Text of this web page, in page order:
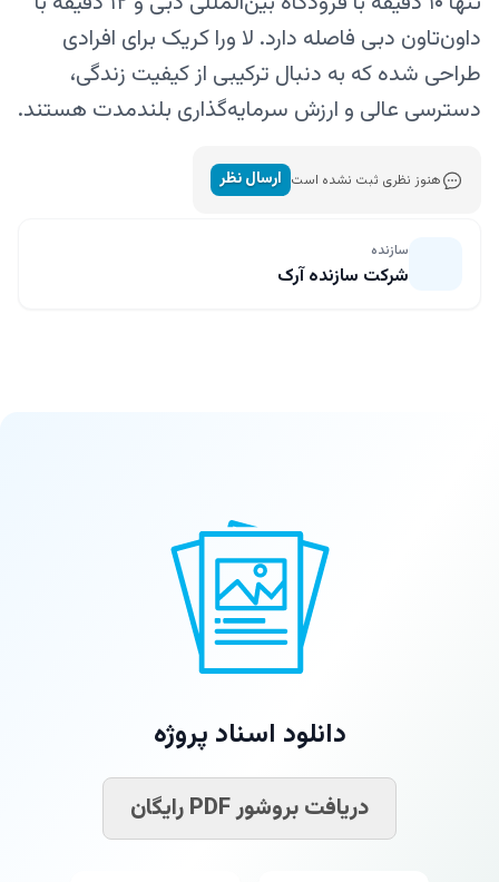
داون‌تاون دبی فاصله دارد. لا ورا کریک برای افرادی
طراحی شده که به دنبال ترکیبی از کیفیت زندگی،
دسترسی عالی و ارزش سرمایه‌گذاری بلندمدت هستند.
هنوز نظری ثبت نشده است ارسال نظر
سازنده
شرکت سازنده آرک
دانلود اسناد پروژه
دریافت بروشور PDF رایگان